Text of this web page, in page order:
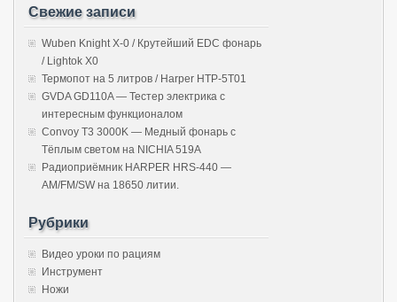
Свежие записи
Wuben Knight X-0 / Крутейший EDC фонарь
/ Lightok X0
Термопот на 5 литров / Harper HTP-5T01
GVDA GD110A — Тестер электрика с
интересным функционалом
Convoy T3 3000K — Медный фонарь с
Тёплым светом на NICHIA 519A
Радиоприёмник HARPER HRS-440 —
AM/FM/SW на 18650 литии.
Рубрики
Видео уроки по рациям
Инструмент
Ножи